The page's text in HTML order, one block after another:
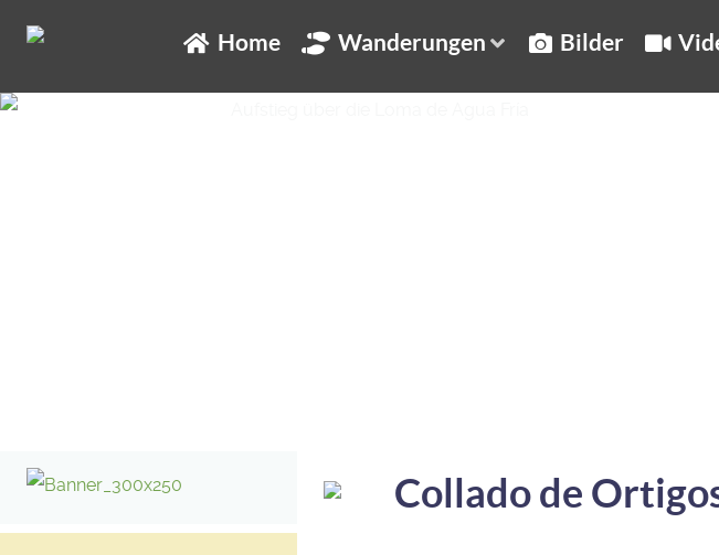
Home Wanderungen Bilder
Collado de